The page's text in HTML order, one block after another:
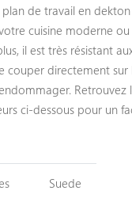
de travail en
cuisine moderne ou
il est très résistant
couper directement sur
Retrouvez
ci-dessous pour un
Suede